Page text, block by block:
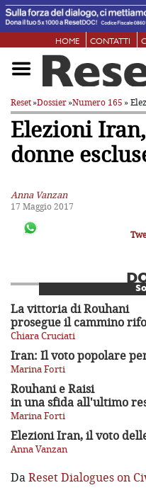
HOME CONTATTI
Reset»Dossier»Numero 165 »
Elezioni
donne
Anna Vanzan
17 Maggio 2017
La vittoria di Rouhani
prosegue il cammino
Chiara Cruciati
Iran: Il voto popolare
Marina Forti
Rouhani e Raisi
in una sfida all'ultimo
Marina Forti
Elezioni Iran, il voto
Anna Vanzan
DaReset Dialogues on